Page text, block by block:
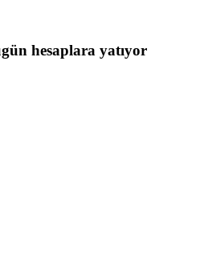
hesaplara yatıyor